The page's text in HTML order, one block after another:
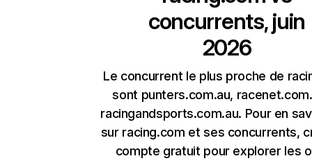
concurrents, juin
2026
Le concurrent le plus proche de
sont punters.com.au,
racingandsports.com.au. Pour en
sur racing.com et ses concurrents,
compte gratuit pour explorer les